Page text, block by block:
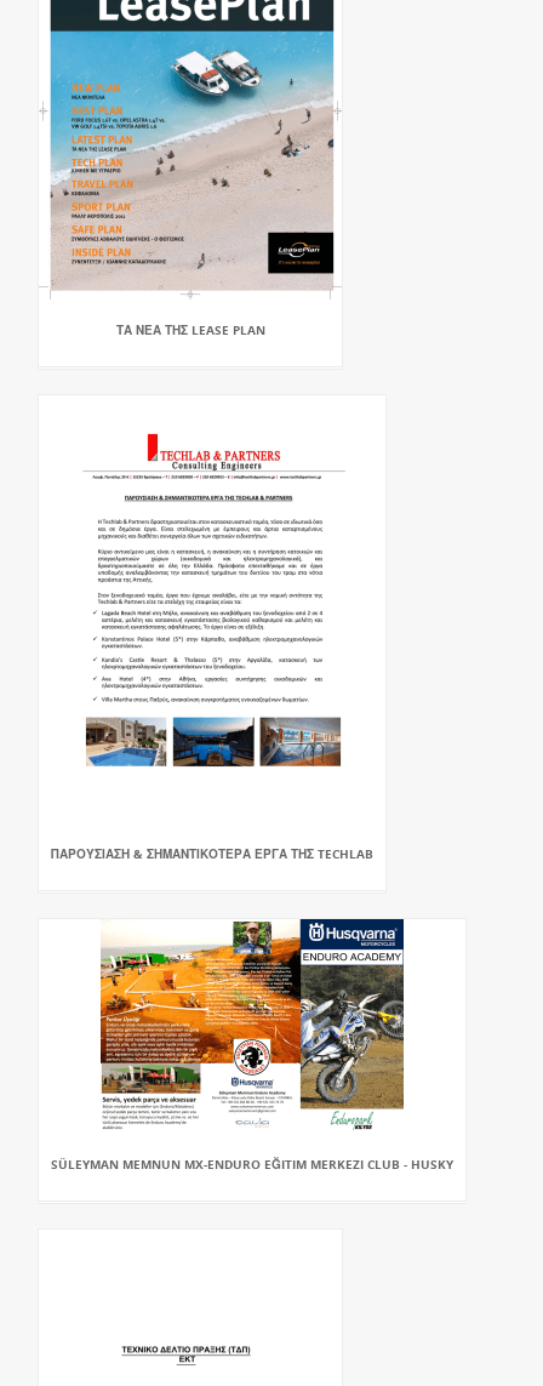
ΤΑ ΝΕΑ ΤΗΣ LEASE PLAN
ΠΑΡΟΥΣΙΑΣΗ & ΣΗΜΑΝΤΙΚΟΤΕΡΑ ΕΡΓΑ ΤΗΣ TECHLAB
SÜLEYMAN MEMNUN MX-ENDURO EĞITIM MERKEZI CLUB - HUSKY